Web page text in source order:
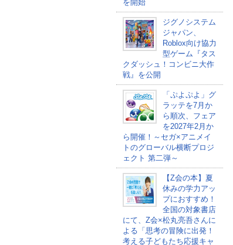
を開始
ジグノシステム
ジャパン、
Roblox向け協力
型ゲーム『タス
クダッシュ！コンビニ大作
戦』を公開
「ぷよぷよ」グ
ラッテを7月か
ら順次、フェア
を2027年2月か
ら開催！～セガ×アニメイ
トのグローバル横断プロジ
ェクト 第二弾～
【Z会の本】夏
休みの学力アッ
プにおすすめ！
全国の対象書店
にて、Z会×松丸亮吾さんに
よる「思考の冒険に出発！
考える子どもたち応援キャ